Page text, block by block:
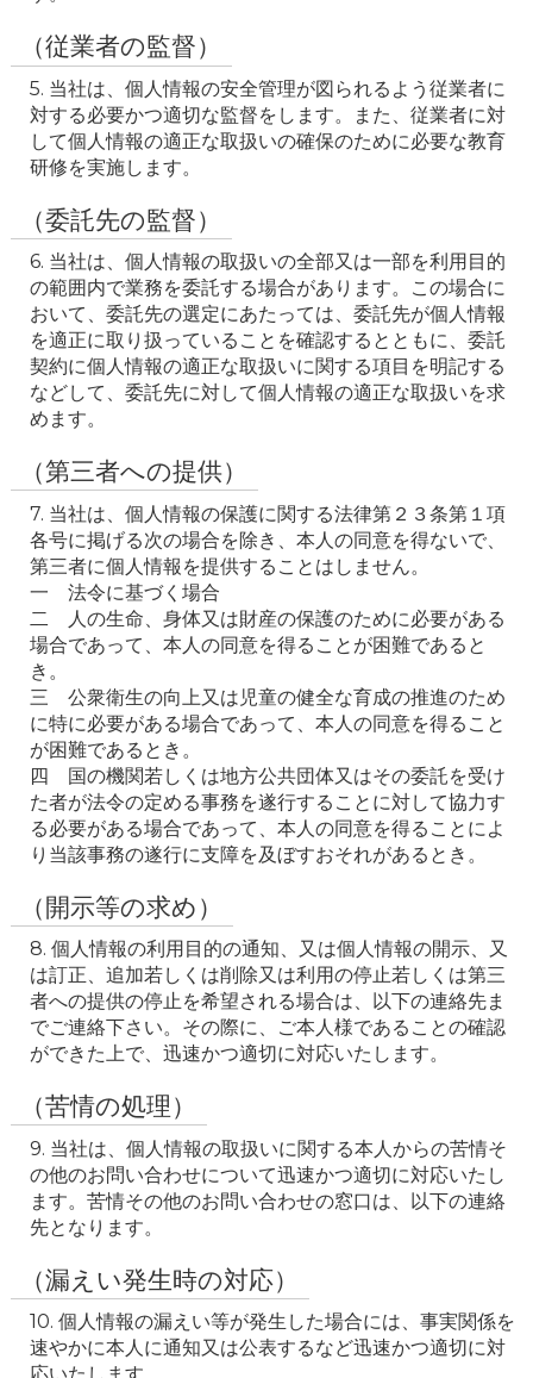
（従業者の監督）
5. 当社は、個人情報の安全管理が図られるよう従業者に
対する必要かつ適切な監督をします。また、従業者に対
して個人情報の適正な取扱いの確保のために必要な教育
研修を実施します。
（委託先の監督）
6. 当社は、個人情報の取扱いの全部又は一部を利用目的
の範囲内で業務を委託する場合があります。この場合に
おいて、委託先の選定にあたっては、委託先が個人情報
を適正に取り扱っていることを確認するとともに、委託
契約に個人情報の適正な取扱いに関する項目を明記する
などして、委託先に対して個人情報の適正な取扱いを求
めます。
（第三者への提供）
7. 当社は、個人情報の保護に関する法律第２３条第１項
各号に掲げる次の場合を除き、本人の同意を得ないで、
第三者に個人情報を提供することはしません。
一　法令に基づく場合
二　人の生命、身体又は財産の保護のために必要がある
場合であって、本人の同意を得ることが困難であると
き。
三　公衆衛生の向上又は児童の健全な育成の推進のため
に特に必要がある場合であって、本人の同意を得ること
が困難であるとき。
四　国の機関若しくは地方公共団体又はその委託を受け
た者が法令の定める事務を遂行することに対して協力す
る必要がある場合であって、本人の同意を得ることによ
（開示等の求め）
8. 個人情報の利用目的の通知、又は個人情報の開示、又
は訂正、追加若しくは削除又は利用の停止若しくは第三
者への提供の停止を希望される場合は、以下の連絡先ま
でご連絡下さい。その際に、ご本人様であることの確認
ができた上で、迅速かつ適切に対応いたします。
（苦情の処理）
9. 当社は、個人情報の取扱いに関する本人からの苦情そ
の他のお問い合わせについて迅速かつ適切に対応いたし
ます。苦情その他のお問い合わせの窓口は、以下の連絡
先となります。
（漏えい発生時の対応）
10. 個人情報の漏えい等が発生した場合には、事実関係を
速やかに本人に通知又は公表するなど迅速かつ適切に対